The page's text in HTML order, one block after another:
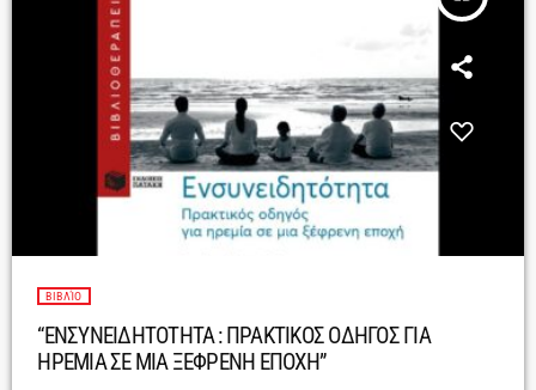
ΒΙΒΛΊΟ
“ΕΝΣΥΝΕΙΔΗΤΟΤΗΤΑ : ΠΡΑΚΤΙΚΟΣ ΟΔΗΓΟΣ ΓΙΑ
ΗΡΕΜΙΑ ΣΕ ΜΙΑ ΞΕΦΡΕΝΗ ΕΠΟΧΗ”